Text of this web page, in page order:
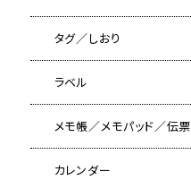
タグ／しおり
ラベル
メモ帳／メモパッド／伝票
カレンダー